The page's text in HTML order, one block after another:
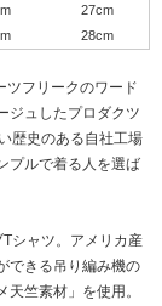
27cm
28cm
ツフリークのワード
ジュしたプロダクツ
歴史のある自社工場
プルで着る人を選ば
Tシャツ。アメリカ産
できる吊り編み機の
竺素材」を使用。